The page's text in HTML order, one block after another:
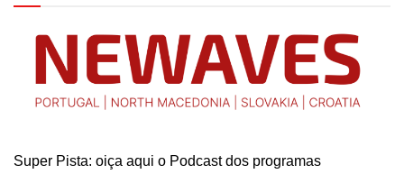
Super Pista: oiça aqui o Podcast dos programas